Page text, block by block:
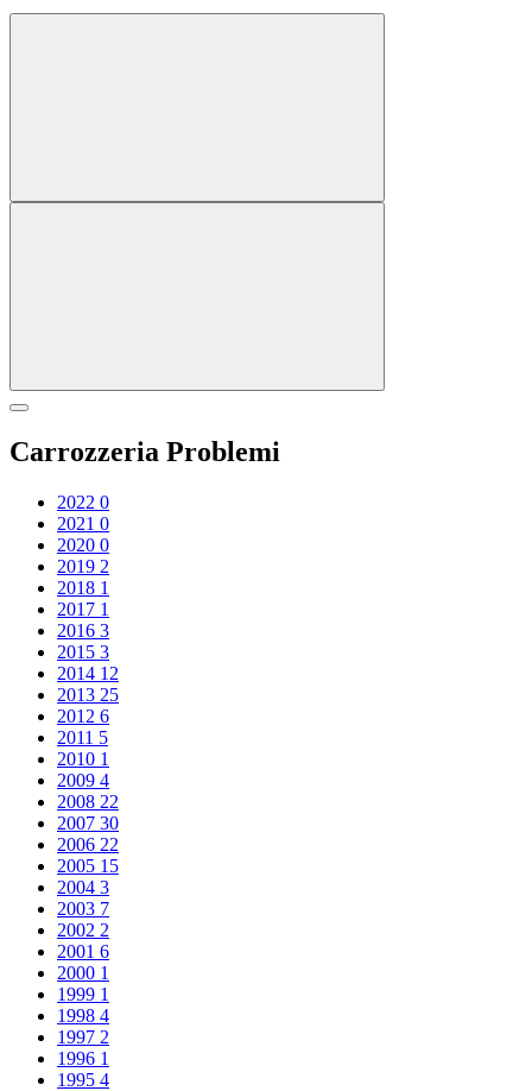
Carrozzeria Problemi
2022 0
2021 0
2020 0
2019 2
2018 1
2017 1
2016 3
2015 3
2014 12
2013 25
2012 6
2011 5
2010 1
2009 4
2008 22
2007 30
2006 22
2005 15
2004 3
2003 7
2002 2
2001 6
2000 1
1999 1
1998 4
1997 2
1996 1
1995 4